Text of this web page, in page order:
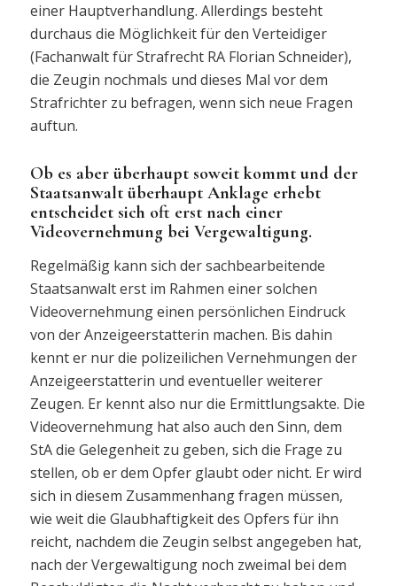
einer Hauptverhandlung. Allerdings besteht
durchaus die Möglichkeit für den Verteidiger
(Fachanwalt für Strafrecht RA Florian Schneider),
die Zeugin nochmals und dieses Mal vor dem
Strafrichter zu befragen, wenn sich neue Fragen
auftun.
Ob es aber überhaupt soweit kommt und der
Staatsanwalt überhaupt Anklage erhebt
entscheidet sich oft erst nach einer
Videovernehmung bei Vergewaltigung.
Regelmäßig kann sich der sachbearbeitende
Staatsanwalt erst im Rahmen einer solchen
Videovernehmung einen persönlichen Eindruck
von der Anzeigeerstatterin machen. Bis dahin
kennt er nur die polizeilichen Vernehmungen der
Anzeigeerstatterin und eventueller weiterer
Zeugen. Er kennt also nur die Ermittlungsakte. Die
Videovernehmung hat also auch den Sinn, dem
StA die Gelegenheit zu geben, sich die Frage zu
stellen, ob er dem Opfer glaubt oder nicht. Er wird
sich in diesem Zusammenhang fragen müssen,
wie weit die Glaubhaftigkeit des Opfers für ihn
reicht, nachdem die Zeugin selbst angegeben hat,
nach der Vergewaltigung noch zweimal bei dem